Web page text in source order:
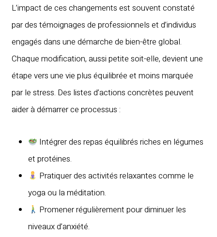
L’impact de ces changements est souvent constaté
par des témoignages de professionnels et d’individus
engagés dans une démarche de bien-être global.
Chaque modification, aussi petite soit-elle, devient une
étape vers une vie plus équilibrée et moins marquée
par le stress. Des listes d’actions concrètes peuvent
aider à démarrer ce processus :
Intégrer des repas équilibrés riches en légumes
et protéines.
Pratiquer des activités relaxantes comme le
yoga ou la méditation.
Promener régulièrement pour diminuer les
niveaux d’anxiété.